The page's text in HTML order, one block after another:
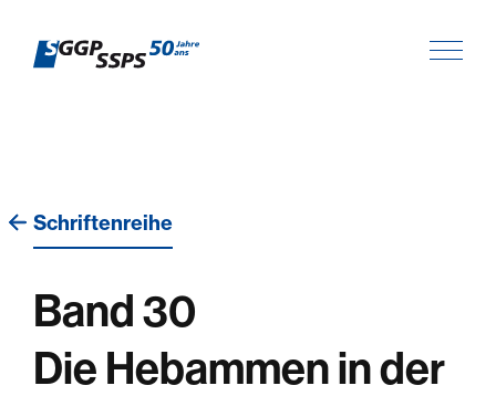
Schriftenreihe
Band 30
Die Hebammen in der